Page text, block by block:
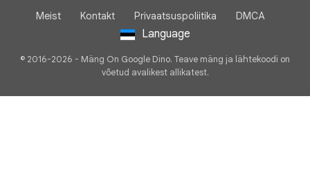
Meist Kontakt Privaatsuspoliitika DMCA
Language
© 2016-2026 - Mäng On Google Dino. Teave mäng ja lähtekoodi on
võetud avalikest allikatest.